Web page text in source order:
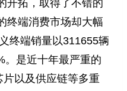
开拓，取得了不错的
终端消费市场却大幅
终端销量以311655辆
。是近十年最严重的
片以及供应链等多重